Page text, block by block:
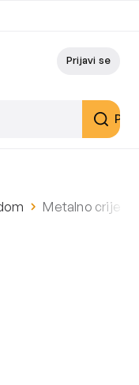
Prijavi se
Metalno crijevo